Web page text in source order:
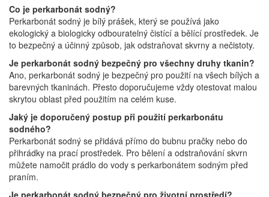
Co je perkarbonát sodný?
Perkarbonát sodný je bílý prášek, který se používá jako
ekologický a biologicky odbouratelný čistící a bělící prostředek. Je
to bezpečný a účinný způsob, jak odstraňovat skvrny a nečistoty.
Je perkarbonát sodný bezpečný pro všechny druhy tkanin?
Ano, perkarbonát sodný je bezpečný pro použití na všech bílých a
barevných tkaninách. Přesto doporučujeme vždy otestovat malou
skrytou oblast před použitím na celém kuse.
Jaký je doporučený postup při použití perkarbonátu
sodného?
Perkarbonát sodný se přidává přímo do bubnu pračky nebo do
přihrádky na prací prostředek. Pro bělení a odstraňování skvrn
můžete namočit prádlo do vody s perkarbonátem sodným před
praním.
Je perkarbonát sodný bezpečný pro životní prostředí?